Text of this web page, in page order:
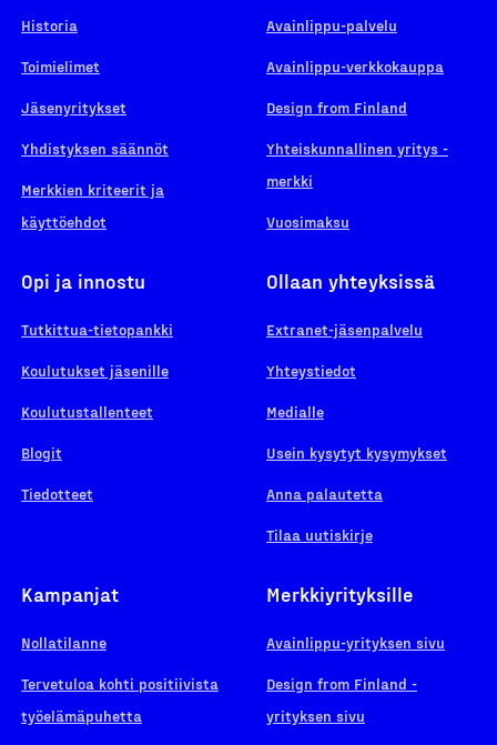
Historia
Toimielimet
Jäsenyritykset
Yhdistyksen säännöt
Merkkien kriteerit ja
käyttöehdot
Avainlippu-palvelu
Avainlippu-verkkokauppa
Design from Finland
Yhteiskunnallinen yritys -
merkki
Vuosimaksu
Opi ja innostu
Tutkittua-tietopankki
Koulutukset jäsenille
Koulutustallenteet
Blogit
Tiedotteet
Ollaan yhteyksissä
Extranet-jäsenpalvelu
Yhteystiedot
Medialle
Usein kysytyt kysymykset
Anna palautetta
Tilaa uutiskirje
Kampanjat
Nollatilanne
Tervetuloa kohti positiivista
työelämäpuhetta
Merkkiyrityksille
Avainlippu-yrityksen sivu
Design from Finland -
yrityksen sivu